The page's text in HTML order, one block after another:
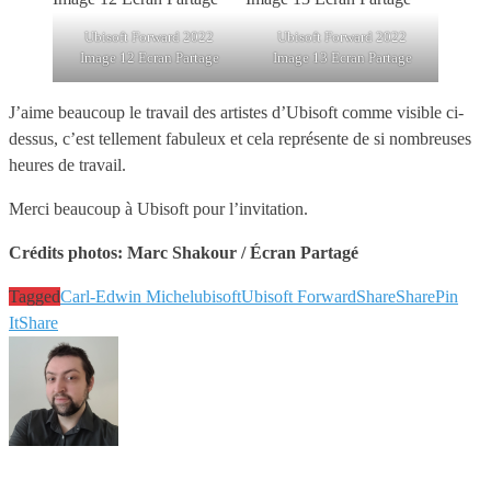
Ubisoft Forward 2022
Image 12 Ecran Partage
Ubisoft Forward 2022
Image 13 Ecran Partage
J’aime beaucoup le travail des artistes d’Ubisoft comme visible ci-
dessus, c’est tellement fabuleux et cela représente de si nombreuses
heures de travail.
Merci beaucoup à Ubisoft pour l’invitation.
Crédits photos: Marc Shakour / Écran Partagé
TaggedCarl-Edwin MichelubisoftUbisoft ForwardShareSharePin
ItShare